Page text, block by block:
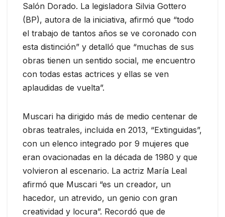
Salón Dorado. La legisladora Silvia Gottero
(BP), autora de la iniciativa, afirmó que “todo
el trabajo de tantos años se ve coronado con
esta distinción” y detalló que “muchas de sus
obras tienen un sentido social, me encuentro
con todas estas actrices y ellas se ven
aplaudidas de vuelta”.
Muscari ha dirigido más de medio centenar de
obras teatrales, incluida en 2013, “Extinguidas”,
con un elenco integrado por 9 mujeres que
eran ovacionadas en la década de 1980 y que
volvieron al escenario. La actriz María Leal
afirmó que Muscari “es un creador, un
hacedor, un atrevido, un genio con gran
creatividad y locura”. Recordó que de